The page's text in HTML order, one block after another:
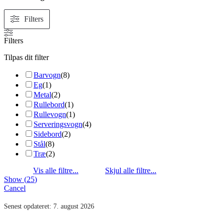
Filters
Filters
Tilpas dit filter
Barvogn(8)
Eg(1)
Metal(2)
Rullebord(1)
Rullevogn(1)
Serveringsvogn(4)
Sidebord(2)
Stål(8)
Træ(2)
Show (25)
Cancel
Senest opdateret: 7. august 2026